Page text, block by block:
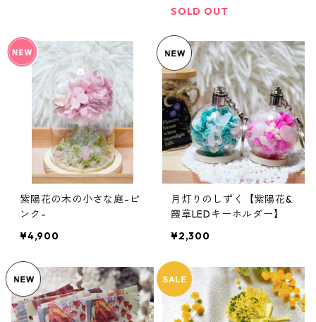
SOLD OUT
紫陽花の木の小さな庭-ピ
ンク-
¥4,900
月灯りのしずく【紫陽花&
霞草LEDキーホルダー】
¥2,300